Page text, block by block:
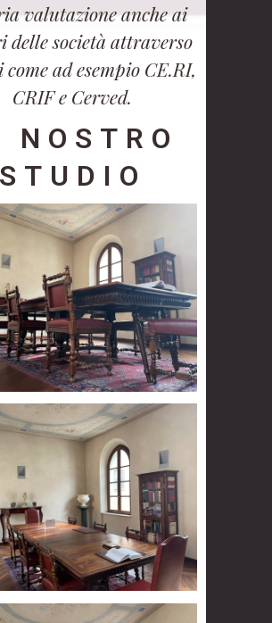
valutazione anche ai
delle società attraverso
come ad esempio CE.RI,
CRIF e Cerved.
NOSTRO
STUDIO